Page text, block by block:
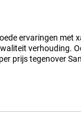
ervaringen met
verhouding.
prijs tegenover